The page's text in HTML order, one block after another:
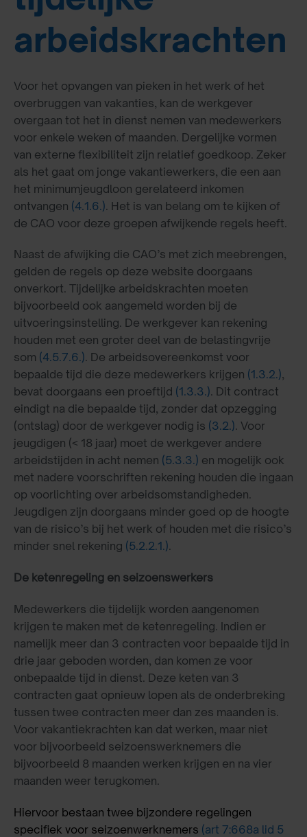
arbeidskrachten
Voor het opvangen van pieken in het werk of het
overbruggen van vakanties, kan de werkgever
overgaan tot het in dienst nemen van medewerkers
voor enkele weken of maanden. Dergelijke vormen
van externe flexibiliteit zijn relatief goedkoop. Zeker
als het gaat om jonge vakantiewerkers, die een aan
het minimumjeugdloon gerelateerd inkomen
ontvangen (4.1.6.). Het is van belang om te kijken of
de CAO voor deze groepen afwijkende regels heeft.
Naast de afwijking die CAO’s met zich meebrengen,
gelden de regels op deze website doorgaans
onverkort. Tijdelijke arbeidskrachten moeten
bijvoorbeeld ook aangemeld worden bij de
uitvoeringsinstelling. De werkgever kan rekening
houden met een groter deel van de belastingvrije
som (4.5.7.6.). De arbeidsovereenkomst voor
bepaalde tijd die deze medewerkers krijgen (1.3.2.),
bevat doorgaans een proeftijd (1.3.3.). Dit contract
eindigt na die bepaalde tijd, zonder dat opzegging
(ontslag) door de werkgever nodig is (3.2.). Voor
jeugdigen (< 18 jaar) moet de werkgever andere
arbeidstijden in acht nemen (5.3.3.) en mogelijk ook
met nadere voorschriften rekening houden die ingaan
op voorlichting over arbeidsomstandigheden.
Jeugdigen zijn doorgaans minder goed op de hoogte
van de risico’s bij het werk of houden met die risico’s
minder snel rekening (5.2.2.1.).
De ketenregeling en seizoenswerkers
Medewerkers die tijdelijk worden aangenomen
krijgen te maken met de ketenregeling. Indien er
namelijk meer dan 3 contracten voor bepaalde tijd in
drie jaar geboden worden, dan komen ze voor
onbepaalde tijd in dienst. Deze keten van 3
contracten gaat opnieuw lopen als de onderbreking
tussen twee contracten meer dan zes maanden is.
Voor vakantiekrachten kan dat werken, maar niet
voor bijvoorbeeld seizoenswerknemers die
bijvoorbeeld 8 maanden werken krijgen en na vier
maanden weer terugkomen.
Hiervoor bestaan twee bijzondere regelingen
specifiek voor seizoenwerknemers (art 7:668a lid 5